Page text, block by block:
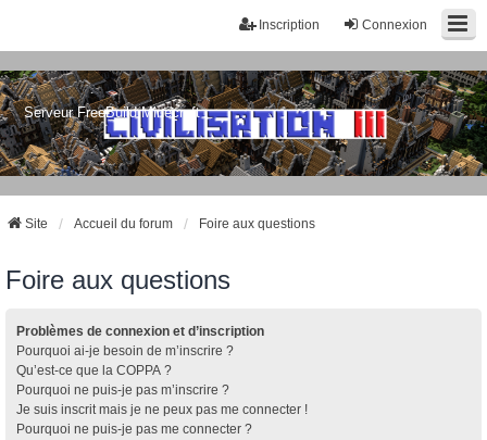
Connexion
Inscription
Serveur FreeBuild Minecraft
Site Accueil du forum Foire aux questions
Foire aux questions
Problèmes de connexion et d’inscription
Pourquoi ai-je besoin de m’inscrire ?
Qu’est-ce que la COPPA ?
Pourquoi ne puis-je pas m’inscrire ?
Je suis inscrit mais je ne peux pas me connecter !
Pourquoi ne puis-je pas me connecter ?